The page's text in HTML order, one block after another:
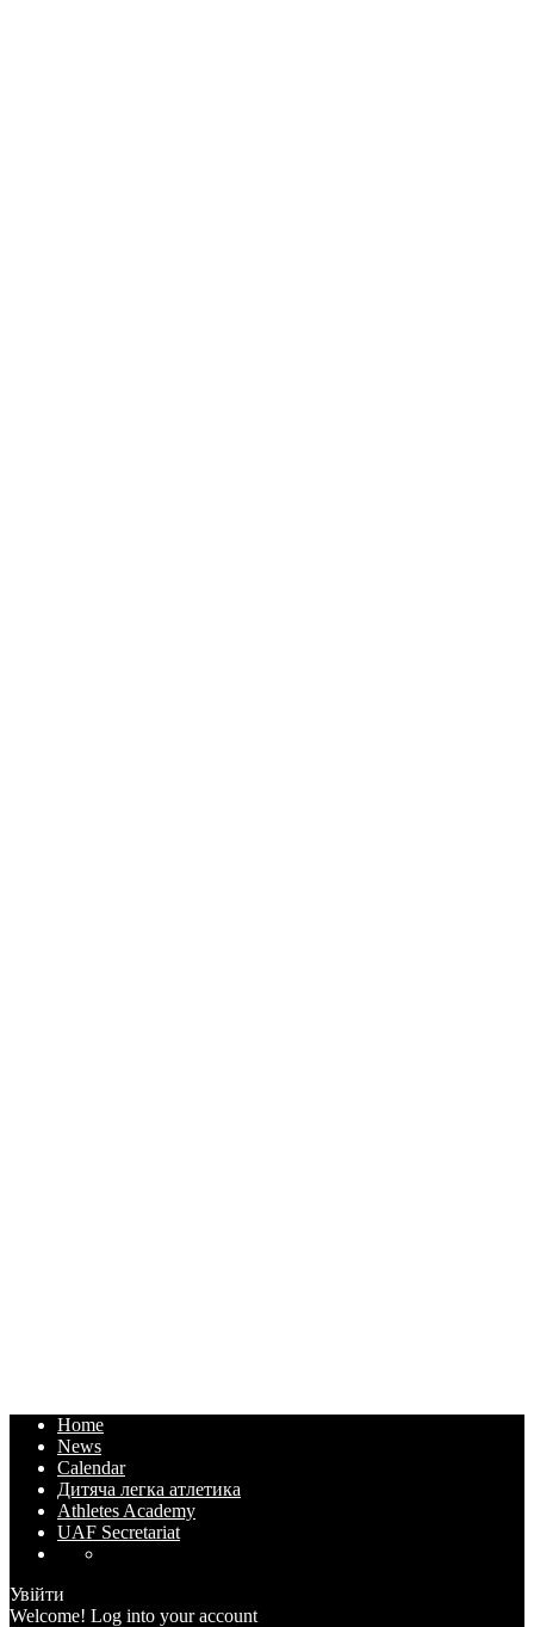
Home
News
Calendar
Дитяча легка атлетика
Athletes Academy
UAF Secretariat
Увійти
Welcome! Log into your account